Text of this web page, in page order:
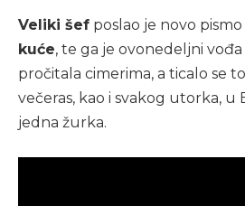
Veliki šef poslao je novo
kuće, te ga je ovonedeljni vođa
pročitala cimerima, a ticalo se
večeras, kao i svakog utorka, u
jedna žurka.